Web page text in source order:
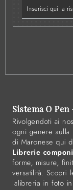
Sistema O Pen
Rivolgendoti ai
ogni genere sulla
di Maronese qui
Librerie
forme, misure,
versatilità. Scopri
lalibreria in foto